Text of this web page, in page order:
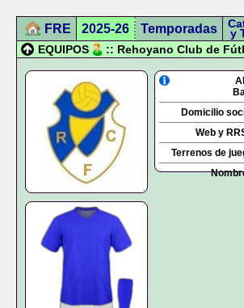
FRE 2025-26 Temporadas y
EQUIPOS :: Rehoyano Club de
Domicilio
Web y
Terrenos de